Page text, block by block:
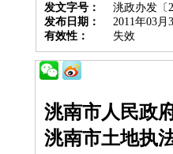
发文字号：
洮政办发〔
发布日期：
2011年03月
有效性：
失效
洮南市人民政
洮南市土地执